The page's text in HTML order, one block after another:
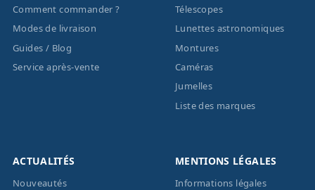
Comment commander ?
Modes de livraison
Guides / Blog
Service après-vente
Télescopes
Lunettes astronomiques
Montures
Caméras
Jumelles
Liste des marques
ACTUALITÉS
Nouveautés
MENTIONS LÉGALES
Informations légales